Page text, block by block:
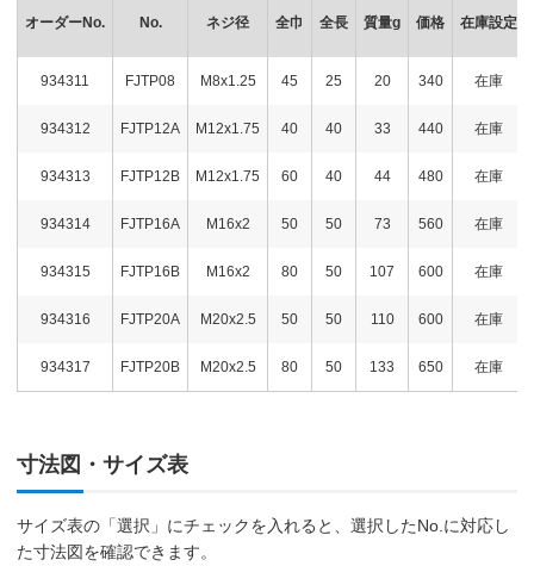
オーダーNo. No. ネジ径 全巾 全長 質量g 価格 在庫設定
934311 FJTP08 M8x1.25 45 25 20 340 在庫
934312 FJTP12A M12x1.75 40 40 33 440 在庫
934313 FJTP12B M12x1.75 60 40 44 480 在庫
934314 FJTP16A M16x2 50 50 73 560 在庫
934315 FJTP16B M16x2 80 50 107 600 在庫
934316 FJTP20A M20x2.5 50 50 110 600 在庫
934317 FJTP20B M20x2.5 80 50 133 650 在庫
寸法図・サイズ表
サイズ表の「選択」にチェックを入れると、選択したNo.に対応し
た寸法図を確認できます。